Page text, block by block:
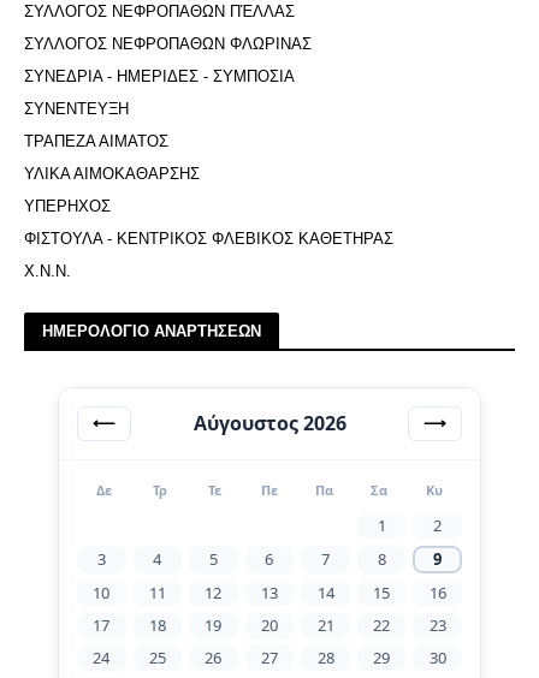
ΣΥΛΛΟΓΟΣ ΝΕΦΡΟΠΑΘΩΝ ΠΈΛΛΑΣ
ΣΥΛΛΟΓΟΣ ΝΕΦΡΟΠΑΘΩΝ ΦΛΩΡΙΝΑΣ
ΣΥΝΕΔΡΙΑ - ΗΜΕΡΙΔΕΣ - ΣΥΜΠΟΣΙΑ
ΣΥΝΕΝΤΕΥΞΗ
ΤΡΑΠΕΖΑ ΑΙΜΑΤΟΣ
ΥΛΙΚΑ ΑΙΜΟΚΑΘΑΡΣΗΣ
ΥΠΕΡΗΧΟΣ
ΦΙΣΤΟΥΛΑ - ΚΕΝΤΡΙΚΟΣ ΦΛΕΒΙΚΟΣ ΚΑΘΕΤΗΡΑΣ
Χ.Ν.Ν.
ΗΜΕΡΟΛΟΓΙΟ ΑΝΑΡΤΗΣΕΩΝ
⟵ Αύγουστος 2026 ⟶
Δε Τρ Τε Πε Πα Σα Κυ
1
2
3
4 5 6 7 8
9
10
11 12 13 14 15
16
17
18 19 20 21 22
23
24
25 26 27 28 29
30